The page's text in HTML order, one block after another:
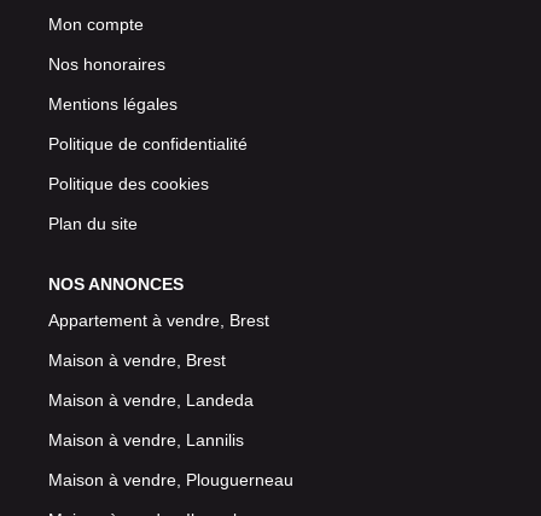
Mon compte
Nos honoraires
Mentions légales
Politique de confidentialité
Politique des cookies
Plan du site
NOS ANNONCES
Appartement à vendre, Brest
Maison à vendre, Brest
Maison à vendre, Landeda
Maison à vendre, Lannilis
Maison à vendre, Plouguerneau